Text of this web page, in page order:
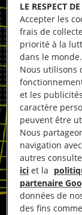
LE RESPECT
Accepter les
frais de
priorité à la
dans le monde.
Nous utilisons
et les
caractère
peuvent être
Nous
navigation
autres
ici et la
partenaire
données de
des fins